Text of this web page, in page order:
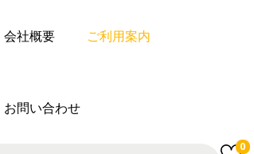
会社概要 ご利用案内
お問い合わせ
0